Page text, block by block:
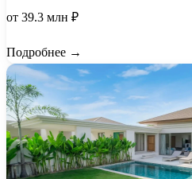
от 39.3 млн ₽
Подробнее →